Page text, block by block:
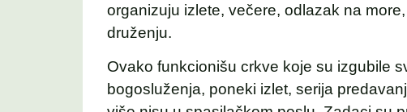
organizuju izlete, večere, odlazak na
druženju.
Ovako funkcionišu crkve koje su izgubile
bogosluženja, poneki izlet, serija